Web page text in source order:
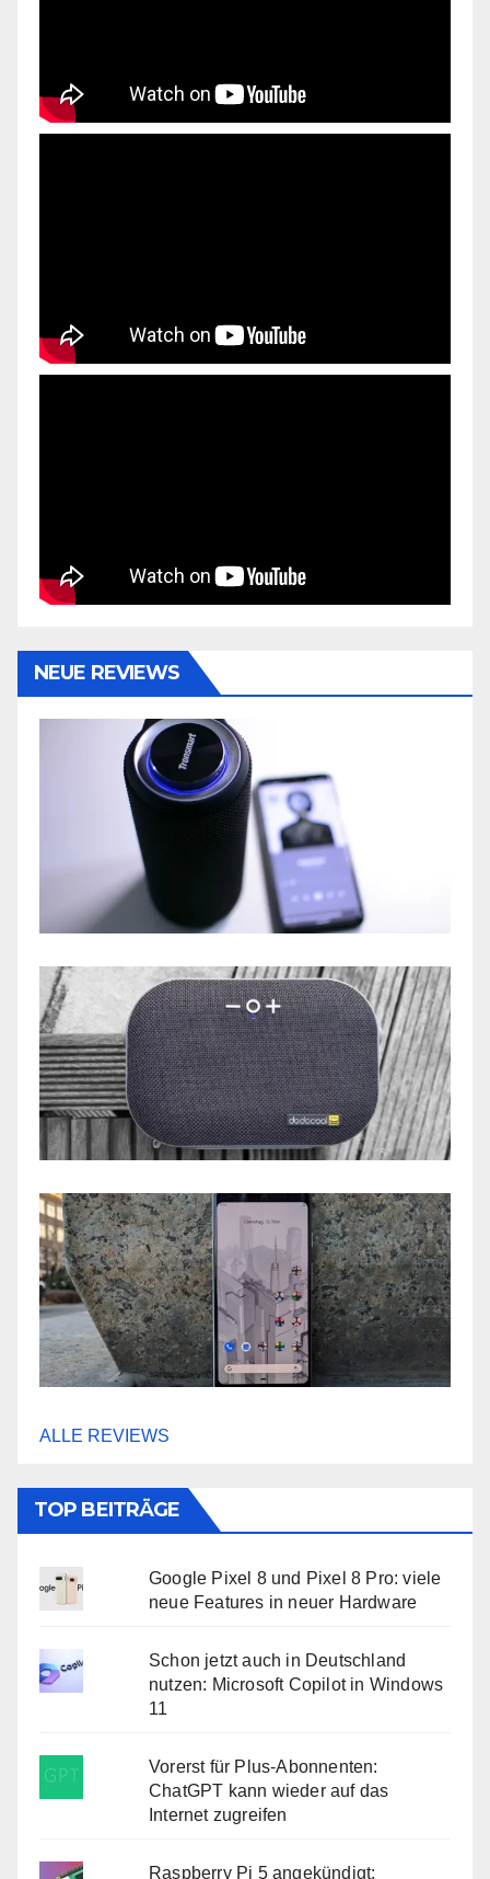
NEUE REVIEWS
ALLE REVIEWS
TOP BEITRÄGE
Google Pixel 8 und Pixel 8 Pro: viele
neue Features in neuer Hardware
Schon jetzt auch in Deutschland
nutzen: Microsoft Copilot in Windows
11
Vorerst für Plus-Abonnenten:
ChatGPT kann wieder auf das
Internet zugreifen
Raspberry Pi 5 angekündigt: